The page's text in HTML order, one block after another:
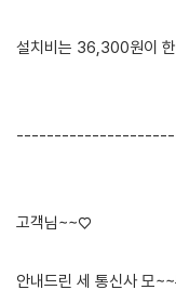
설치비는 36,300원이
고객님~~♡
안내드린 세 통신사 모